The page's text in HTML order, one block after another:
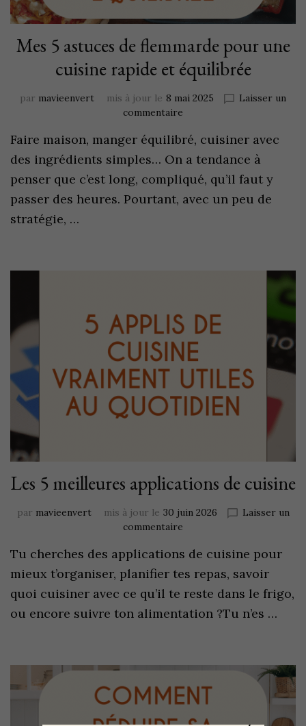
Mes 5 astuces de flemmarde pour une
cuisine rapide et équilibrée
par mavieenvert mis à jour le 8 mai 2025
Laisser un
commentaire
Faire maison, manger équilibré, cuisiner avec
des ingrédients simples… On a tendance à
penser que c’est long, compliqué, qu’il faut y
passer des heures. Pourtant, avec un peu de
stratégie, …
Les 5 meilleures applications de cuisine
par mavieenvert mis à jour le 30 juin 2026
Laisser un
commentaire
Tu cherches des applications de cuisine pour
mieux t’organiser, planifier tes repas, savoir
quoi cuisiner avec ce qu’il te reste dans le frigo,
ou encore suivre ton alimentation ?Tu n’es …